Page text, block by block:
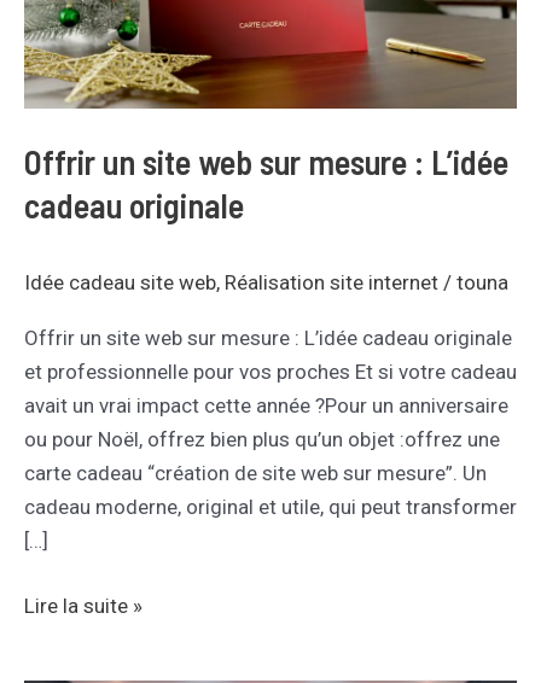
Offrir un site web sur mesure : L’idée
cadeau originale
Idée cadeau site web, Réalisation site internet / touna
Offrir un site web sur mesure : L’idée cadeau originale
et professionnelle pour vos proches Et si votre cadeau
avait un vrai impact cette année ?Pour un anniversaire
ou pour Noël, offrez bien plus qu’un objet :offrez une
carte cadeau “création de site web sur mesure”. Un
cadeau moderne, original et utile, qui peut transformer
[…]
mesure
:
L’idée
cadeau
originale
Lire la suite »